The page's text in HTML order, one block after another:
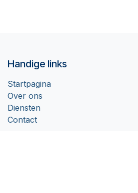
Handige links
Startpagina
Over ons
Diensten
Contact